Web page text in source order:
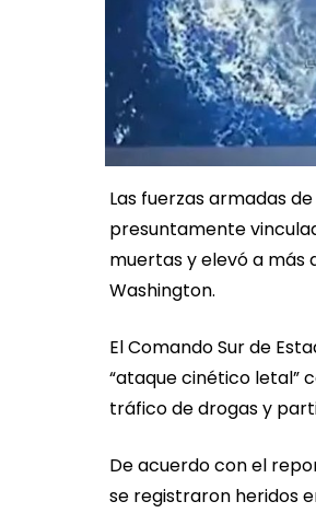
Las fuerzas armadas
presuntamente
muertas y elevó a más
Washington.
El Comando Sur de
“ataque cinético letal”
tráfico de drogas y
De acuerdo con el
se registraron heridos